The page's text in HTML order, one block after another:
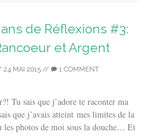
de Réflexions #3:
et Argent
24 MAI 2015// 1 COMMENT
Tu sais que j’adore te raconter ma
que j’avais atteint mes limites de la
les photos de moi sous la douche… Et